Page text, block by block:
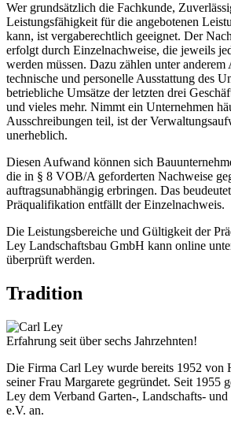
Wer grundsätzlich die Fachkunde,
Leistungsfähigkeit für die angebotenen
kann, ist vergaberechtlich geeignet. Der
erfolgt durch Einzelnachweise, die jeweils
werden müssen. Dazu zählen unter anderem
technische und personelle Ausstattung des
betriebliche Umsätze der letzten drei
und vieles mehr. Nimmt ein Unternehmen
Ausschreibungen teil, ist der
unerheblich.
Diesen Aufwand können sich
die in § 8 VOB/A geforderten Nachweise
auftragsunabhängig erbringen. Das
Präqualifikation entfällt der Einzelnachweis.
Die Leistungsbereiche und Gültigkeit der
Ley Landschaftsbau GmbH kann online
überprüft werden.
Tradition
Erfahrung seit über sechs Jahrzehnten!
Die Firma Carl Ley wurde bereits 1952 von
seiner Frau Margarete gegründet. Seit 1955
Ley dem Verband Garten-, Landschafts-
e.V. an.